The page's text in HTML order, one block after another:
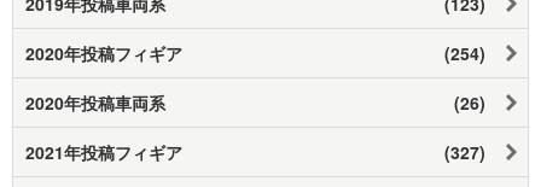
2020年投稿フィギア (254)
2020年投稿車両系 (26)
2021年投稿フィギア (327)